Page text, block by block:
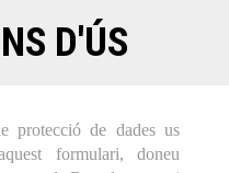
D'ÚS
protecció de dades us
formulari, doneu